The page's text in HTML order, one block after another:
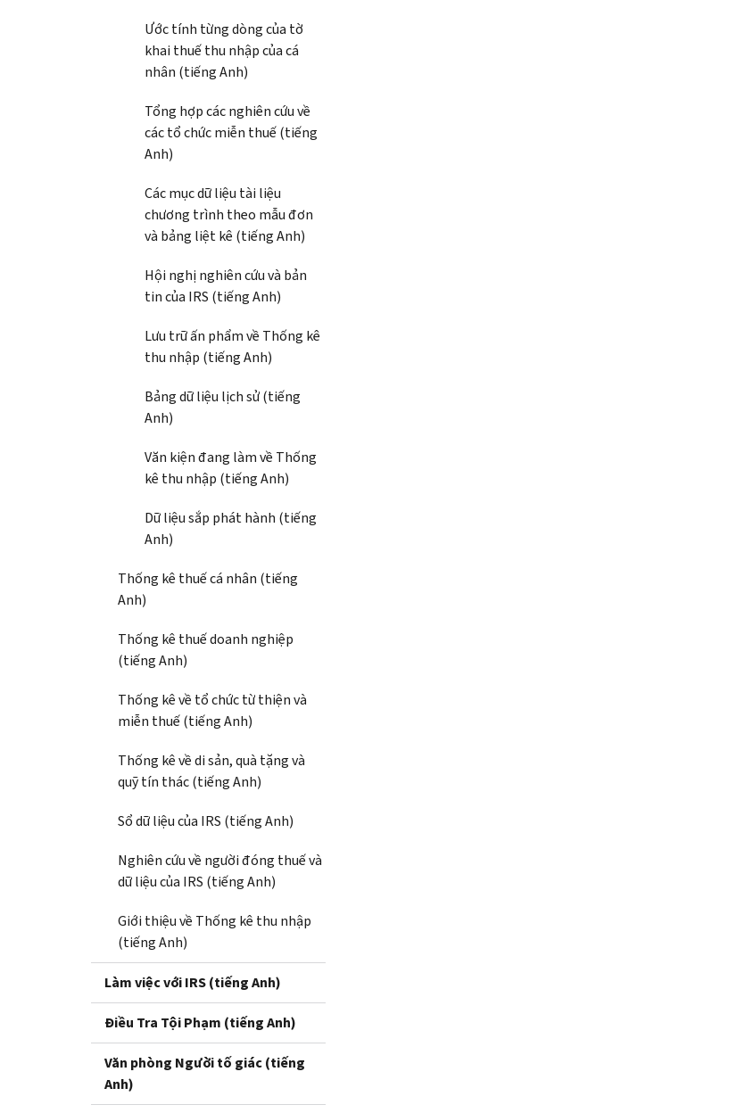
Ước tính từng dòng của tờ
khai thuế thu nhập của cá
nhân (tiếng Anh)
Tổng hợp các nghiên cứu về
các tổ chức miễn thuế (tiếng
Anh)
Các mục dữ liệu tài liệu
chương trình theo mẫu đơn
và bảng liệt kê (tiếng Anh)
Hội nghị nghiên cứu và bản
tin của IRS (tiếng Anh)
Lưu trữ ấn phẩm về Thống kê
thu nhập (tiếng Anh)
Bảng dữ liệu lịch sử (tiếng
Anh)
Văn kiện đang làm về Thống
kê thu nhập (tiếng Anh)
Dữ liệu sắp phát hành (tiếng
Anh)
Thống kê thuế cá nhân (tiếng
Anh)
Thống kê thuế doanh nghiệp
(tiếng Anh)
Thống kê về tổ chức từ thiện và
miễn thuế (tiếng Anh)
Thống kê về di sản, quà tặng và
quỹ tín thác (tiếng Anh)
Sổ dữ liệu của IRS (tiếng Anh)
Nghiên cứu về người đóng thuế và
dữ liệu của IRS (tiếng Anh)
Giới thiệu về Thống kê thu nhập
(tiếng Anh)
Làm việc với IRS (tiếng Anh)
Điều Tra Tội Phạm (tiếng Anh)
Văn phòng Người tố giác (tiếng
Anh)